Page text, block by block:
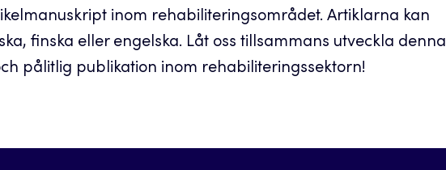
inom rehabiliteringsområdet. Artiklarna kan
finska eller engelska. Låt oss tillsammans utveckla denna
pålitlig publikation inom rehabiliteringssektorn!